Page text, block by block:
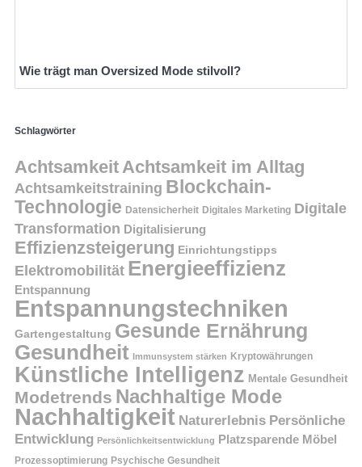
Wie trägt man Oversized Mode stilvoll?
Schlagwörter
Achtsamkeit Achtsamkeit im Alltag
Achtsamkeitstraining Blockchain-
Technologie Datensicherheit Digitales Marketing Digitale
Transformation Digitalisierung
Effizienzsteigerung Einrichtungstipps
Elektromobilität Energieeffizienz
Entspannung
Entspannungstechniken
Gartengestaltung Gesunde Ernährung
Gesundheit Immunsystem stärken Kryptowährungen
Künstliche Intelligenz Mentale Gesundheit
Modetrends Nachhaltige Mode
Nachhaltigkeit Naturerlebnis Persönliche
Entwicklung Persönlichkeitsentwicklung Platzsparende Möbel
Prozessoptimierung Psychische Gesundheit